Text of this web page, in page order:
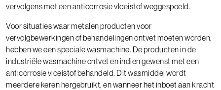
vervolgens met een anticorrosie vloeistof weggespoeld.
Voor situaties waar metalen producten voor
vervolgbewerkingen of behandelingen ontvet moeten worden,
hebben we een speciale wasmachine. De producten in de
industriële wasmachine ontvet en indien gewenst met een
anticorrosie vloeistof behandeld. Dit wasmiddel wordt
meerdere keren hergebruikt, en wanneer het inboet aan kracht